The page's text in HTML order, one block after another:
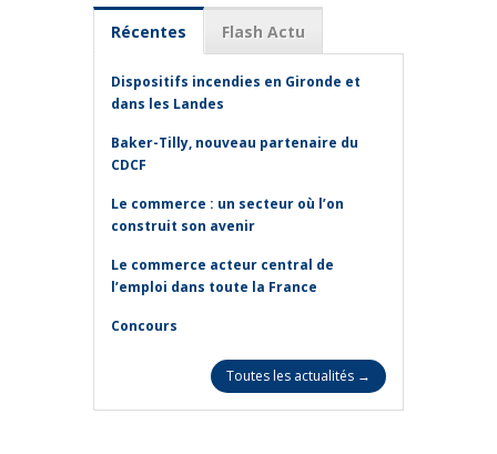
Récentes Flash Actu
Dispositifs incendies en Gironde et
dans les Landes
Baker-Tilly, nouveau partenaire du
CDCF
Le commerce : un secteur où l’on
construit son avenir
Le commerce acteur central de
l’emploi dans toute la France
Concours
Toutes les actualités →